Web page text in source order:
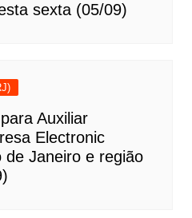
sexta (05/09)
Auxiliar
Electronic
de Janeiro e região